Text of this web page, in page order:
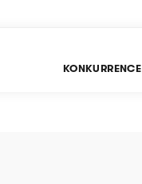
KONKURRENCE